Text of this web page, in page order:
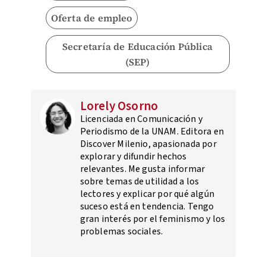
Oferta de empleo
Secretaría de Educación Pública
(SEP)
Lorely Osorno
Licenciada en Comunicación y
Periodismo de la UNAM. Editora en
Discover Milenio, apasionada por
explorar y difundir hechos
relevantes. Me gusta informar
sobre temas de utilidad a los
lectores y explicar por qué algún
suceso está en tendencia. Tengo
gran interés por el feminismo y los
problemas sociales.